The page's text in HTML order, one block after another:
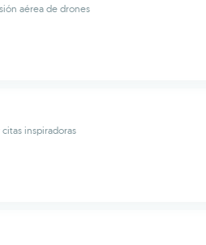
aérea de drones
inspiradoras